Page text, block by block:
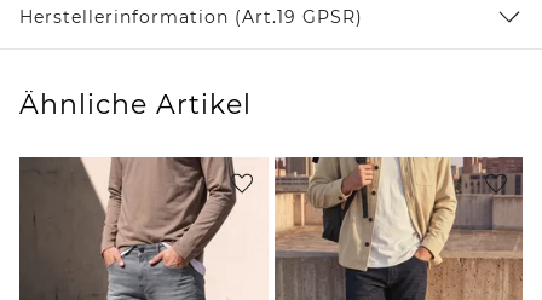
Herstellerinformation (Art.19 GPSR)
Ähnliche Artikel